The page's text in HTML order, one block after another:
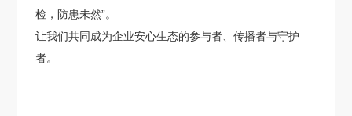
检，防患未然”。
让我们共同成为企业安心生态的参与者、传播者与守护
者。